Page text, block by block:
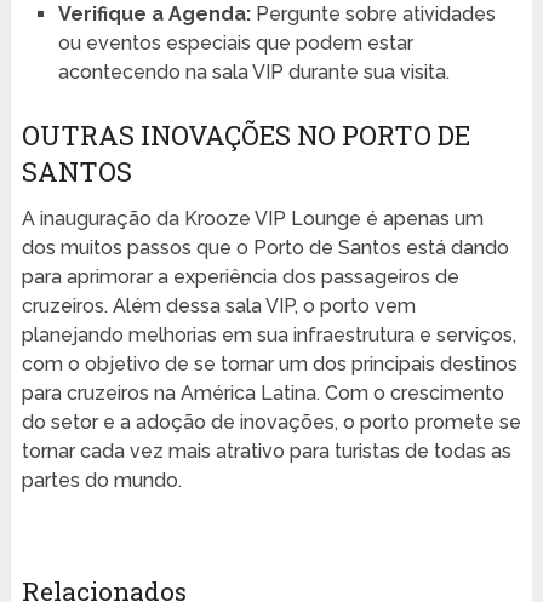
Verifique a Agenda:Pergunte sobre atividades
ou eventos especiais que podem estar
acontecendo na sala VIP durante sua visita.
OUTRAS INOVAÇÕES NO PORTO DE
SANTOS
A inauguração da Krooze VIP Lounge é apenas um
dos muitos passos que o Porto de Santos está dando
para aprimorar a experiência dos passageiros de
cruzeiros. Além dessa sala VIP, o porto vem
planejando melhorias em sua infraestrutura e serviços,
com o objetivo de se tornar um dos principais destinos
para cruzeiros na América Latina. Com o crescimento
do setor e a adoção de inovações, o porto promete se
tornar cada vez mais atrativo para turistas de todas as
partes do mundo.
Relacionados